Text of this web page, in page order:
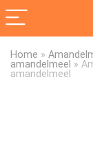
Home »
amandelmeel »
amandelmeel